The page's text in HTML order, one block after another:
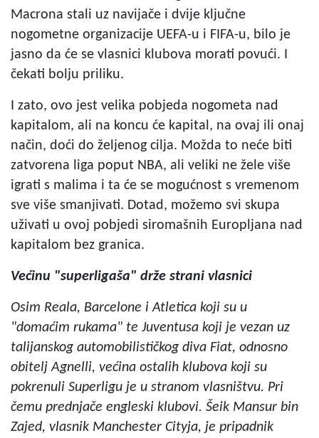
Macrona stali uz navijače i dvije ključne
nogometne organizacije UEFA-u i FIFA-u, bilo je
jasno da će se vlasnici klubova morati povući. I
čekati bolju priliku.
I zato, ovo jest velika pobjeda nogometa nad
kapitalom, ali na koncu će kapital, na ovaj ili onaj
način, doći do željenog cilja. Možda to neće biti
zatvorena liga poput NBA, ali veliki ne žele više
igrati s malima i ta će se mogućnost s vremenom
sve više smanjivati. Dotad, možemo svi skupa
uživati u ovoj pobjedi siromašnih Europljana nad
kapitalom bez granica.
Većinu "superligaša" drže strani vlasnici
Osim Reala, Barcelone i Atletica koji su u
"domaćim rukama" te Juventusa koji je vezan uz
talijanskog automobilističkog diva Fiat, odnosno
obitelj Agnelli, većina ostalih klubova koji su
pokrenuli Superligu je u stranom vlasništvu. Pri
čemu prednjače engleski klubovi. Šeik Mansur bin
Zajed, vlasnik Manchester Cityja, je pripadnik